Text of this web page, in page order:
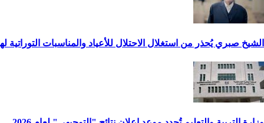
الشيخ صبري يُحذر من استغلال الاحتلال للأعياد والمناسبات التوراتية